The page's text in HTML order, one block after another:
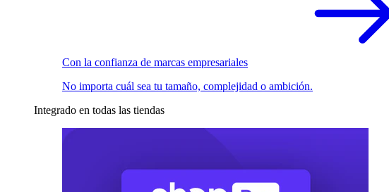
Con la confianza de marcas empresariales
No importa cuál sea tu tamaño, complejidad o ambición.
Integrado en todas las tiendas